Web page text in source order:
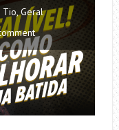
Tio,Geral